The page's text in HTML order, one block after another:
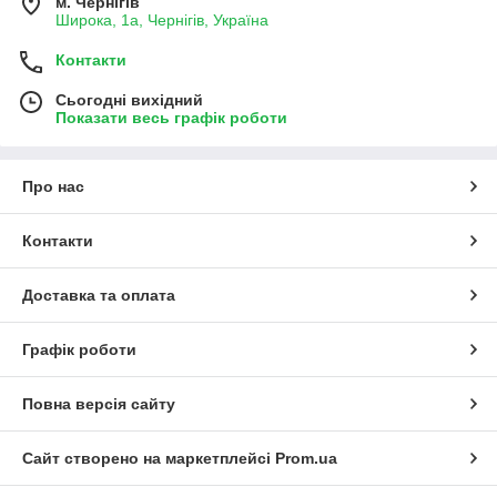
Широка, 1а, Чернігів, Україна
Контакти
Сьогодні вихідний
Показати весь графік роботи
Про нас
Контакти
Доставка та оплата
Графік роботи
Повна версія сайту
Сайт створено на маркетплейсі Prom.ua